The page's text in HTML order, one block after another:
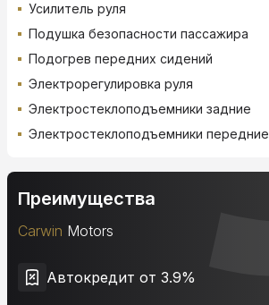
Усилитель руля
Подушка безопасности пассажира
Подогрев передних сидений
Электрорегулировка руля
Электростеклоподъемники задние
Электростеклоподъемники передние
Преимущества
Carwin Motors
Автокредит от 3.9%